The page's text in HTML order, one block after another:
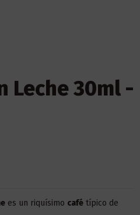
Leche 30ml -
es un riquísimo cafétípico de